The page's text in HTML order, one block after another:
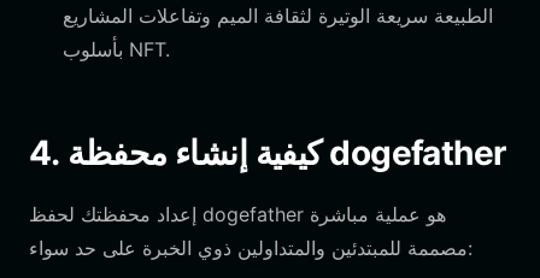
الطبيعة سريعة الوتيرة لثقافة الميم وتفاعلات المشاريع
بأسلوب NFT.
4. كيفية إنشاء محفظة dogefather
إعداد محفظتك لحفظ dogefather هو عملية مباشرة
مصممة للمبتدئين والمتداولين ذوي الخبرة على حد سواء: